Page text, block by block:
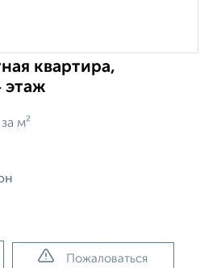
квартира,
этаж
за м²
Пожаловаться